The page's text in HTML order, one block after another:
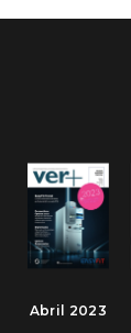
Abril 2023